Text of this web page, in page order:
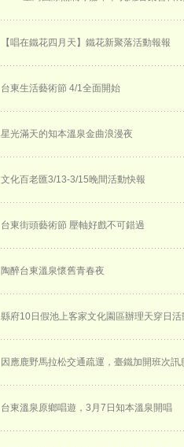
【唱在鐵花四月天】鐵花新聚落活動報報
台東生活藝術節 4/1全面開始
星光滿天的知本溫泉金曲浪漫夜
文化百老匯3/13-3/15晚間活動快報
台東街頭藝術節 壓軸好戲不可錯過
陶醉台東溫泉懷舊青春夜
縣府10日假池上客家文化園區辦理天穿日活
因應鹿野馬拉松交通疏運，臺鐵加開班次訊
台東溫泉原鄉唱遊，3月7日知本溫泉開唱